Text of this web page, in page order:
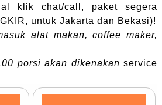
klik chat/call, paket segera
untuk Jakarta dan Bekasi)!
alat makan, coffee maker,
porsi akan dikenakan service